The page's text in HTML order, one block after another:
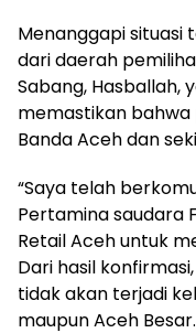
Menanggapi situasi
dari daerah
Sabang, Hasballah,
memastikan bahwa
Banda Aceh dan
“Saya telah
Pertamina saudara
Retail Aceh untuk
Dari hasil
tidak akan terjadi
maupun Aceh